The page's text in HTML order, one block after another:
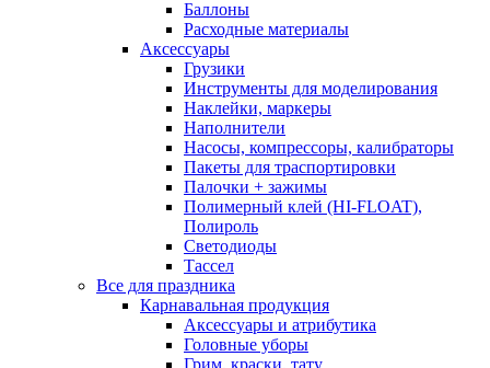
Баллоны
Расходные материалы
Аксессуары
Грузики
Инструменты для моделирования
Наклейки, маркеры
Наполнители
Насосы, компрессоры, калибраторы
Пакеты для траспортировки
Палочки + зажимы
Полимерный клей (HI-FLOAT),
Полироль
Светодиоды
Тассел
Все для праздника
Карнавальная продукция
Аксессуары и атрибутика
Головные уборы
Грим, краски, тату